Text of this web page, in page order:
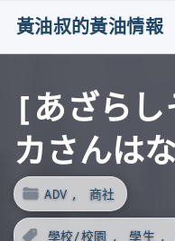
黃油叔的黃油情報
[あざら
カさんは
ADV 商社
學校/校園 學生